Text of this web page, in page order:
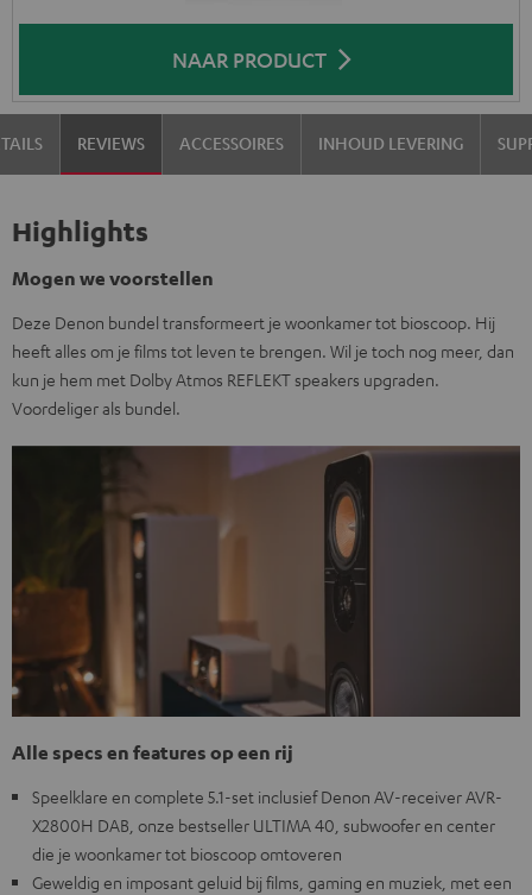
NAAR PRODUCT
REVIEWS ACCESSOIRES INHOUD LEVERING
Highlights
Mogen we voorstellen
Deze Denon bundel transformeert je woonkamer tot bioscoop. Hij
heeft alles om je films tot leven te brengen. Wil je toch nog meer, dan
kun je hem met Dolby Atmos REFLEKT speakers upgraden.
Voordeliger als bundel.
Alle specs en features op een rij
Speelklare en complete 5.1-set inclusief Denon AV-receiver AVR-
X2800H DAB, onze bestseller ULTIMA 40, subwoofer en center
die je woonkamer tot bioscoop omtoveren
Geweldig en imposant geluid bij films, gaming en muziek, met een